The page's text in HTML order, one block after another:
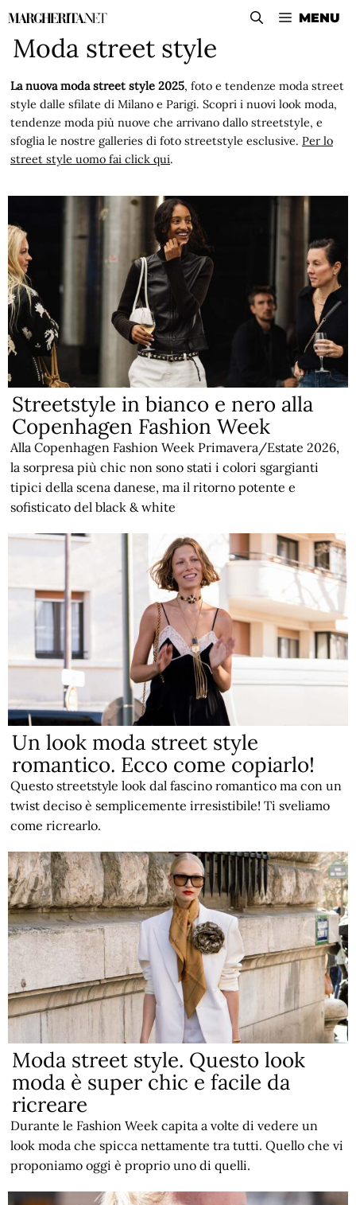
Vai
contenuto
MENU
Moda street style
La nuova moda street style 2025, foto e tendenze moda street
style dalle sfilate di Milano e Parigi. Scopri i nuovi look moda,
tendenze moda più nuove che arrivano dallo streetstyle, e
sfoglia le nostre galleries di foto streetstyle esclusive. Per lo
street style uomo fai click qui.
Streetstyle in bianco e nero alla
Copenhagen Fashion Week
Alla Copenhagen Fashion Week Primavera/Estate 2026,
la sorpresa più chic non sono stati i colori sgargianti
tipici della scena danese, ma il ritorno potente e
sofisticato del black & white
Un look moda street style
romantico. Ecco come copiarlo!
Questo streetstyle look dal fascino romantico ma con un
twist deciso è semplicemente irresistibile! Ti sveliamo
come ricrearlo.
Moda street style. Questo look
moda è super chic e facile da
ricreare
Durante le Fashion Week capita a volte di vedere un
look moda che spicca nettamente tra tutti. Quello che vi
proponiamo oggi è proprio uno di quelli.